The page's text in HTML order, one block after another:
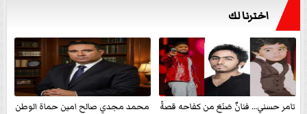
اخترنا لك
تامر حسني… فنانٌ صَنَعَ من كفاحه قصةً
محمد مجدي صالح امين حماة الوطن